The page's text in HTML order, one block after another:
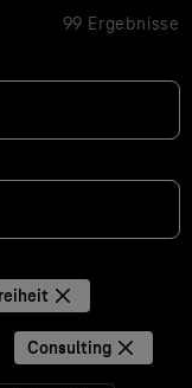
99 Ergebnisse
Consulting